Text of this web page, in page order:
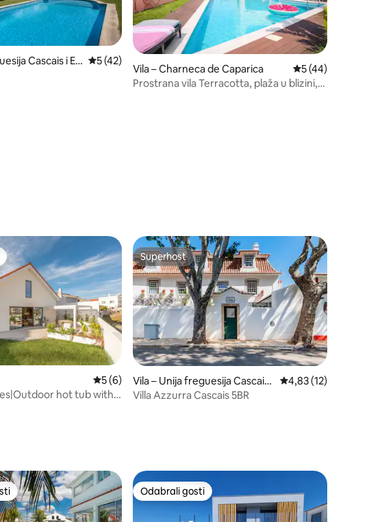
83
Cascais i Es
Prosječna ocjena: 5/5, recenzija: 42
5 (42)
Vila – Charneca de Caparica Prosječna ocjena:
5 (44)
Prostrana vila Terracotta, plaža u blizini,
9
Prosječna ocjena: 5/5, recenzija: 6
5 (6)
hot tub with
Superhost
Superhost
Vila – Unija freguesija Cascais i
Estoril
Prosječna ocjena:
4,83 (12)
Villa Azzurra Cascais 5BR
s oznakom „Odabrali gosti”
Odabrali gosti
Odabrali gosti